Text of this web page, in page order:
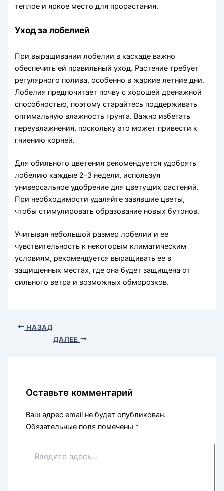
теплое и яркое место для прорастания.
Уход за лобелией
При выращивании лобелии в каскаде важно
обеспечить ей правильный уход. Растение требует
регулярного полива, особенно в жаркие летние дни.
Лобелия предпочитает почву с хорошей дренажной
способностью, поэтому старайтесь поддерживать
оптимальную влажность грунта. Важно избегать
переувлажнения, поскольку это может привести к
гниению корней.
Для обильного цветения рекомендуется удобрять
лобелию каждые 2-3 недели, используя
универсальное удобрение для цветущих растений.
При необходимости удаляйте завявшие цветы,
чтобы стимулировать образование новых бутонов.
Учитывая небольшой размер лобелии и ее
чувствительность к некоторым климатическим
условиям, рекомендуется выращивать ее в
защищенных местах, где она будет защищена от
сильного ветра и возможных обморозков.
НАЗАД
ДАЛЕЕ
Оставьте комментарий
Ваш адрес email не будет опубликован.
Обязательные поля помечены *
здесь...